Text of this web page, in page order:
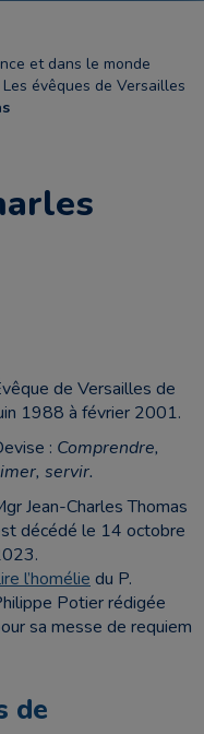
et dans le monde
Les évêques de Versailles
de Versailles de
1988 à février 2001.
: Comprendre,
servir.
Jean-Charles Thomas
décédé le 14 octobre
l’homélie du P.
Potier rédigée
sa messe de requiem
de